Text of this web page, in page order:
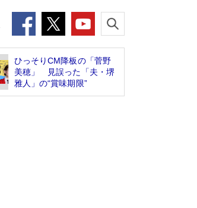
ひっそりCM降板の「菅野
美穂」 見誤った「夫・堺
雅人」の“賞味期限”